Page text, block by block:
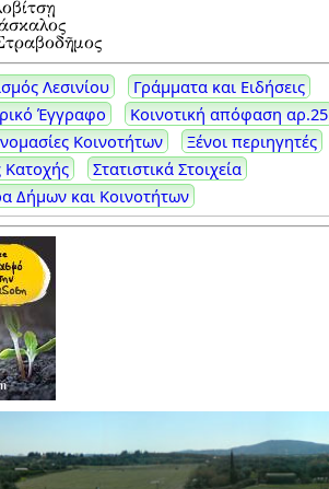
Λεσινίου
Γράμματα και Ειδήσεις
Έγγραφο
Κοινοτική απόφαση αρ.25
Κοινοτήτων
Ξένοι περιηγητές
Κατοχής
Στατιστικά Στοιχεία
Δήμων και Κοινοτήτων